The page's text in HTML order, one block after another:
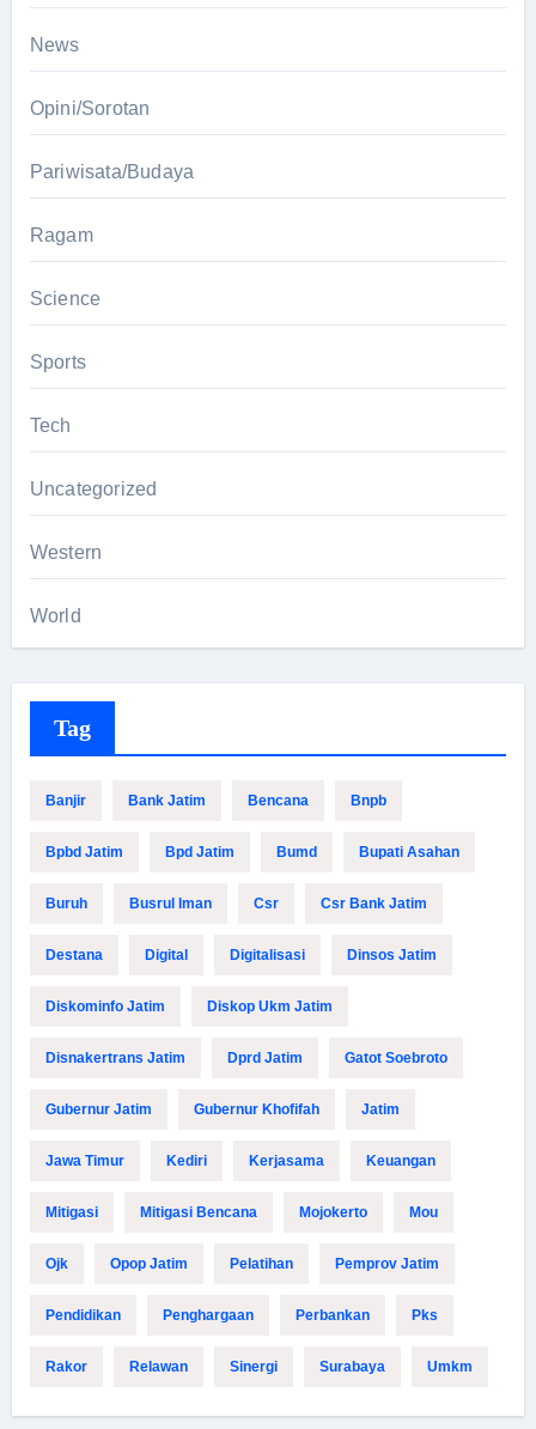
News
Opini/Sorotan
Pariwisata/Budaya
Ragam
Science
Sports
Tech
Uncategorized
Western
World
Tag
Banjir Bank Jatim Bencana Bnpb
Bpbd Jatim Bpd Jatim Bumd Bupati Asahan
Buruh Busrul Iman Csr Csr Bank Jatim
Destana Digital Digitalisasi Dinsos Jatim
Diskominfo Jatim Diskop Ukm Jatim
Disnakertrans Jatim Dprd Jatim Gatot Soebroto
Gubernur Jatim Gubernur Khofifah Jatim
Jawa Timur Kediri Kerjasama Keuangan
Mitigasi Mitigasi Bencana Mojokerto Mou
Ojk Opop Jatim Pelatihan Pemprov Jatim
Pendidikan Penghargaan Perbankan Pks
Rakor Relawan Sinergi Surabaya Umkm